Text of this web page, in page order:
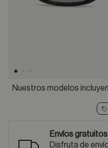
Nuestros modelos
Envíos gratuitos
Disfruta de